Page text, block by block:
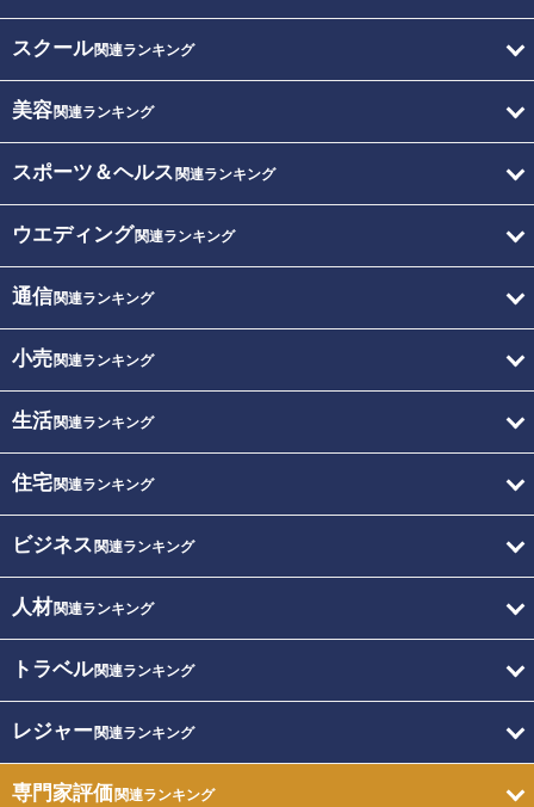
スクール関連ランキング
美容関連ランキング
スポーツ＆ヘルス 関連ランキング
ウエディング関連ランキング
通信関連ランキング
小売関連ランキング
生活関連ランキング
住宅関連ランキング
ビジネス 関連ランキング
人材関連ランキング
トラベル関連ランキング
レジャー関連ランキング
専門家評価関連ランキング